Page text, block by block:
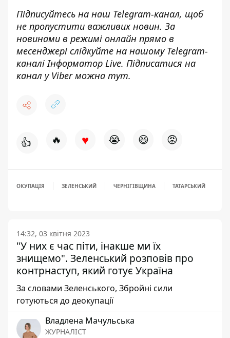
Підписуйтесь на наш Telegram-канал, щоб
не пропустити важливих новин. За
новинами в режимі онлайн прямо в
месенджері слідкуйте на нашому Telegram-
каналіІнформатор Live. Підписатися на
канал у Viber можна тут.
👍 🔥 ♥ 😭 😆 😡
ОКУПАЦІЯ ЗЕЛЕНСЬКИЙ ЧЕРНІГІВЩИНА ТАТАРСЬКИЙ
14:32, 03 квітня 2023
"У них є час піти, інакше ми їх
знищемо". Зеленський розповів про
контрнаступ, який готує Україна
За словами Зеленського, Збройні сили
готуються до деокупації
Владлена Мачульська
ЖУРНАЛІСТ